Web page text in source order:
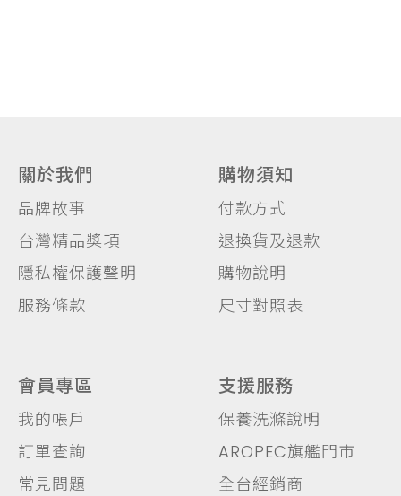
關於我們
品牌故事
台灣精品獎項
隱私權保護聲明
服務條款
購物須知
付款方式
退換貨及退款
購物說明
尺寸對照表
會員專區
我的帳戶
訂單查詢
常見問題
支援服務
保養洗滌說明
AROPEC旗艦門市
全台經銷商